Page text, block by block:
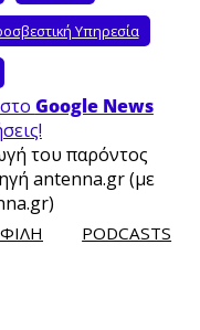
Υπηρεσία
Google News
του παρόντος
antenna.gr (με
PODCASTS